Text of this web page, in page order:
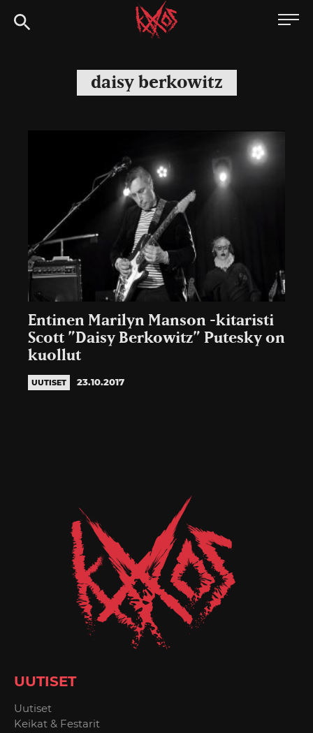
Siirry
suoraan
Kaaoszine
daisy berkowitz
Entinen Marilyn Manson -kitaristi
Scott ”Daisy Berkowitz” Putesky on
kuollut
UUTISET 23.10.2017
UUTISET
Uutiset
Keikat & Festarit